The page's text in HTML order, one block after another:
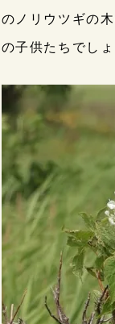
ノリウツギの
子供たちでし